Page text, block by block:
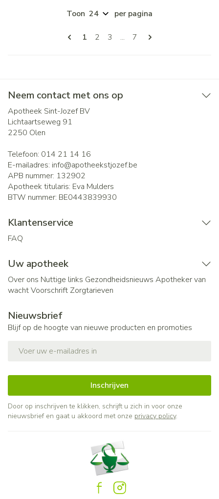
Pagina's
U lees momenteel pagina
1 Pagina
2 Pagina
3 ... Pagina
7
Toon per pagina
Neem contact met ons op
Apotheek Sint-Jozef BV
Lichtaartseweg 91
2250 Olen
Telefoon: 014 21 14 16
E-mailadres: info@apotheekstjozef.be
APB nummer: 132902
Apotheek titularis: Eva Mulders
BTW nummer: BE0443839930
Klantenservice
FAQ
Uw apotheek
Over ons Nuttige links Gezondheidsnieuws Apotheker van
wachtVoorschrift Zorgtarieven
Nieuwsbrief
Blijf op de hoogte van nieuwe producten en promoties
Inschrijven
Door op inschrijven te klikken, schrijft u zich in voor onze
nieuwsbrief en gaat u akkoord met onze privacy policy.